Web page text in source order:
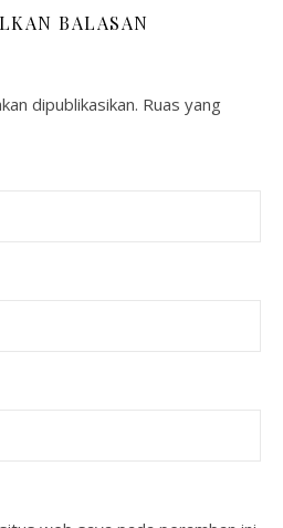
BALASAN
dipublikasikan. Ruas yang